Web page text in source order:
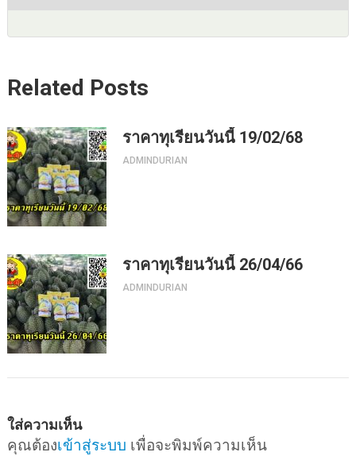
Related Posts
ราคาทุเรียนวันนี้ 19/02/68
ADMINDURIAN
ราคาทุเรียนวันนี้ 26/04/66
ADMINDURIAN
ใส่ความเห็น
คุณต้องเข้าสู่ระบบ เพื่อจะพิมพ์ความเห็น